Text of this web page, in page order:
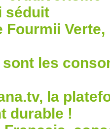
séduit
Fourmii
sont les
la
durable !